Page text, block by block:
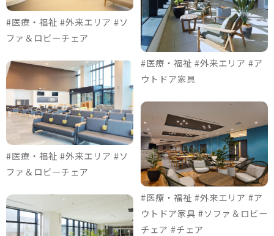
#医療・福祉 #外来エリア #ソ
ファ＆ロビーチェア
#医療・福祉 #外来エリア #ソ
ファ＆ロビーチェア
#医療・福祉 #外来エリア #ア
ウトドア家具
#医療・福祉 #外来エリア #ア
ウトドア家具 #ソファ＆ロビー
チェア #チェア